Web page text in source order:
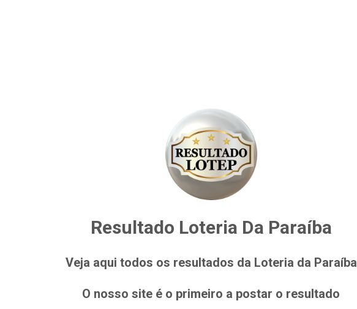
Resultado Loteria Da Paraíba
Veja aqui todos os resultados da Loteria da Paraíba
O nosso site é o primeiro a postar o resultado